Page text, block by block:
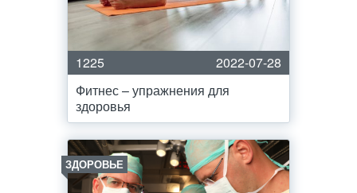
1225
2022-07-28
Фитнес – упражнения для
здоровья
ЗДОРОВЬЕ